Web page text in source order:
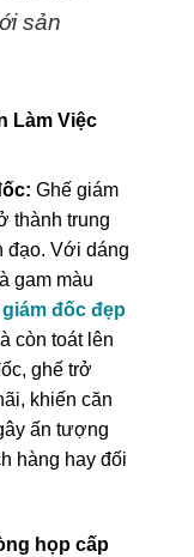
sản
Làm Việc
Ghế giám
thành trung
đạo. Với dáng
gam màu
đốc đẹp
còn toát lên
ghế trở
khiến căn
ấn tượng
hàng hay đối
họp cấp